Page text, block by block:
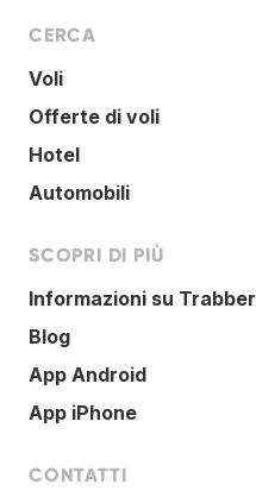
CERCA
Voli
Offerte di voli
Hotel
Automobili
SCOPRI DI PIÙ
Informazioni su Trabber
Blog
App Android
App iPhone
CONTATTI